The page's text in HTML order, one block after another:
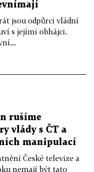
jsou odpůrci vládní
s jejími obhájci.
rušíme
vlády s ČT a
manipulací
České televize a
nemají být tato